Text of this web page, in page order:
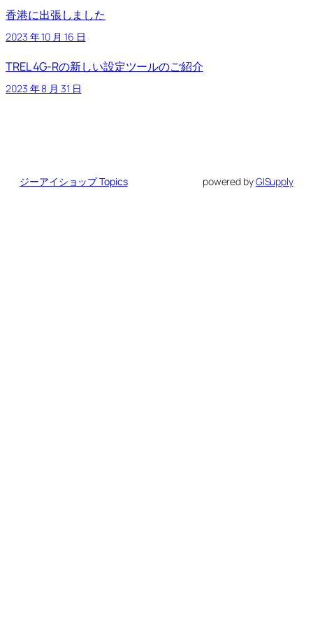
香港に出張しました
2023 年 10 月 16 日
TREL 4G-Rの新しい設定ツールのご紹介
2023 年 8 月 31 日
ジーアイショップ Topics powered byGISupply